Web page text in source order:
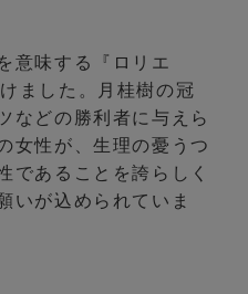
意味する『ロリエ
ました。月桂樹の冠
などの勝利者に与えら
女性が、生理の憂うつ
であることを誇らしく
いが込められていま